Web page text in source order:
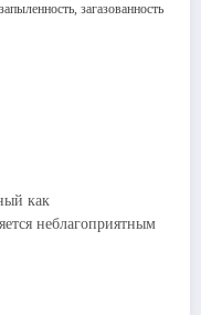
загазованность
как
неблагоприятным